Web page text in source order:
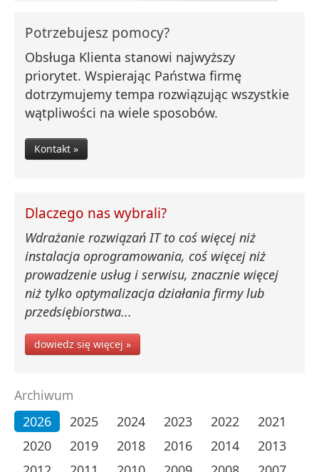
Potrzebujesz pomocy?
Obsługa Klienta stanowi najwyższy
priorytet. Wspierając Państwa firmę
dotrzymujemy tempa rozwiązując wszystkie
wątpliwości na wiele sposobów.
Kontakt »
Dlaczego nas wybrali?
Wdrażanie rozwiązań IT to coś więcej niż
instalacja oprogramowania, coś więcej niż
prowadzenie usług i serwisu, znacznie więcej
niż tylko optymalizacja działania firmy lub
przedsiębiorstwa...
dowiedz się więcej »
Archiwum
2026
2025 2024 2023 2022
2021
2020
2019 2018 2016 2014
2013